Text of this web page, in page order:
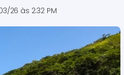
26 às 2:32 PM